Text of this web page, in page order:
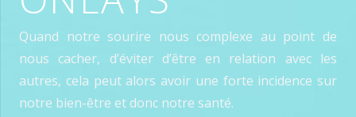
Quand notre sourire nous complexe au point de
nous cacher, d’éviter d’être en relation avec les
autres, cela peut alors avoir une forte incidence sur
notre bien-être et donc notre santé.